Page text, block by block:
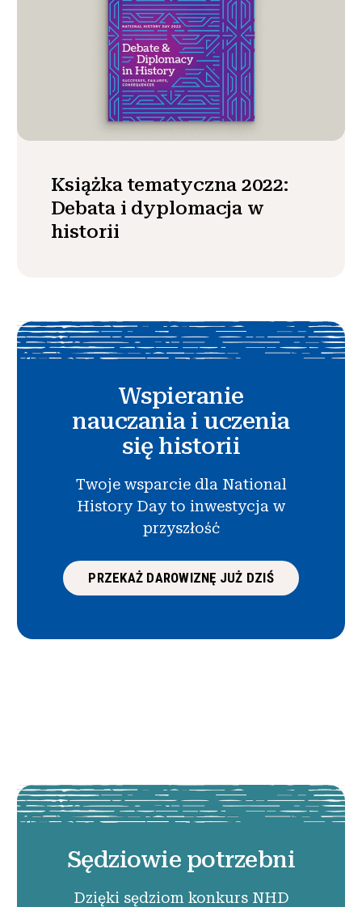
Książka tematyczna 2022:
Debata i dyplomacja w
historii
Wspieranie
nauczania i uczenia
się historii
Twoje wsparcie dla National
History Day to inwestycja w
przyszłość
PRZEKAŻ DAROWIZNĘ JUŻ DZIŚ
Sędziowie potrzebni
Dzięki sędziom konkurs NHD